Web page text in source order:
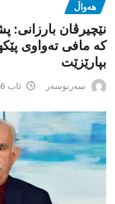
هەواڵ
نێچیرڤان بارزانی:
کە مافی تەواوی
بپارێزێت
سەرنوسەر ئاب 6, 2026